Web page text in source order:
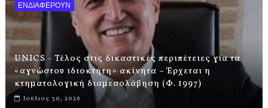
ΕΝΔΙΑΦΕΡΟΥΝ
UNICS - Τέλος στις δικαστικές περιπέτειες για τα
«αγνώστου ιδιοκτήτη» ακίνητα – Έρχεται η
κτηματολογική διαμεσολάβηση (Φ. 1997)
Ιούλιος 30, 2026